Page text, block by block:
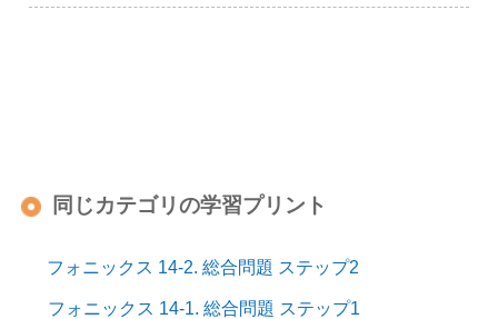
同じカテゴリの学習プリント
フォニックス 14-2. 総合問題 ステップ2
フォニックス 14-1. 総合問題 ステップ1